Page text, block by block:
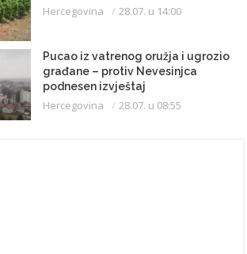
Hercegovina 28.07. u 14:00
Pucao iz vatrenog oružja i ugrozio
građane – protiv Nevesinjca
podnesen izvještaj
Hercegovina 28.07. u 08:55